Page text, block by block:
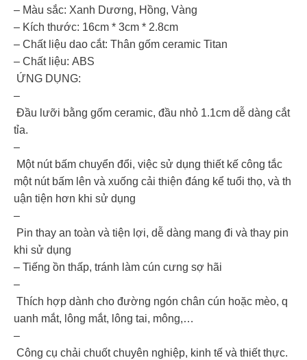
– Màu sắc: Xanh Dương, Hồng, Vàng
– Kích thước: 16cm * 3cm * 2.8cm
– Chất liệu dao cắt: Thân gốm ceramic Titan
– Chất liệu: ABS
ỨNG DỤNG:
–
Đầu lưỡi bằng gốm ceramic, đầu nhỏ 1.1cm dễ dàng cắt
tỉa.
–
Một nút bấm chuyển đổi, việc sử dụng thiết kế công tắc
một nút bấm lên và xuống cải thiện đáng kể tuổi thọ, và th
uận tiện hơn khi sử dụng
–
Pin thay an toàn và tiện lợi, dễ dàng mang đi và thay pin
khi sử dụng
– Tiếng ồn thấp, tránh làm cún cưng sợ hãi
–
Thích hợp dành cho đường ngón chân cún hoặc mèo, q
uanh mắt, lông mắt, lông tai, mông,…
–
Công cụ chải chuốt chuyên nghiệp, kinh tế và thiết thực.